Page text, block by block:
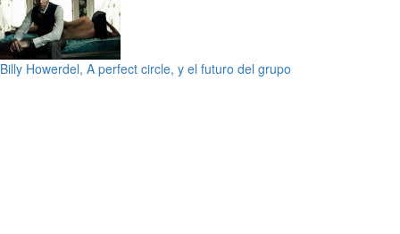
Billy Howerdel, A perfect circle, y el futuro del grupo